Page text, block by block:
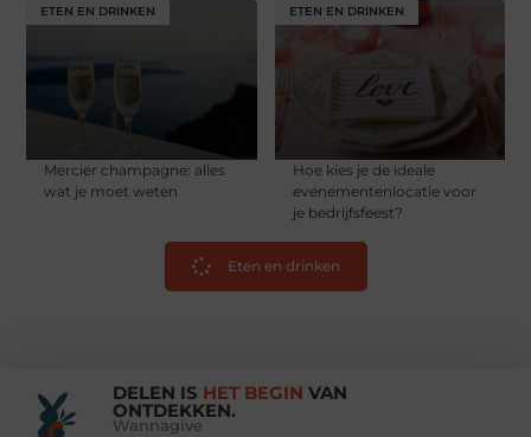
ETEN EN DRINKEN
Mercier champagne: alles
wat je moet weten
ETEN EN DRINKEN
Hoe kies je de ideale
evenementenlocatie voor
je bedrijfsfeest?
Eten en drinken
DELEN IS HET BEGIN VAN
ONTDEKKEN.
Wannagive